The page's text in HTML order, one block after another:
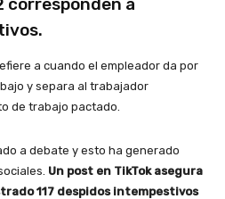
a cuando el empleador da por
y separa al trabajador
de trabajo pactado.
a debate y esto ha generado
Un post en TikTok asegura
117 despidos intempestivos